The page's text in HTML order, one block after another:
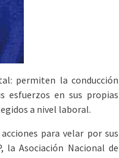
permiten la conducción
esfuerzos en sus propias
a nivel laboral.
para velar por sus
la Asociación Nacional de